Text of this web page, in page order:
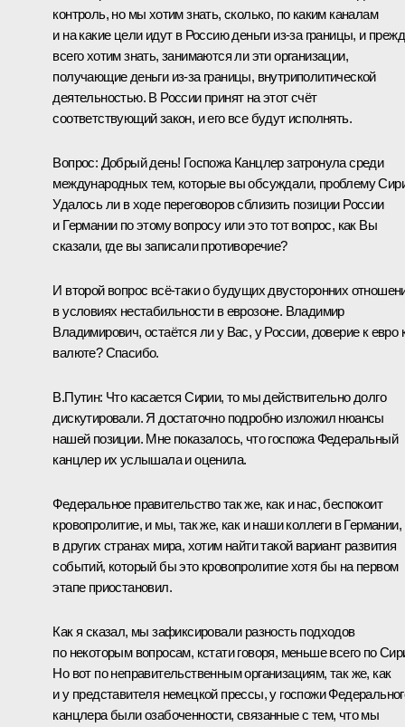
контроль, но мы хотим знать, сколько, по каким каналам
и на какие цели идут в Россию деньги из‑за границы, и
всего хотим знать, занимаются ли эти организации,
получающие деньги из‑за границы, внутриполитической
деятельностью. В России принят на этот счёт
соответствующий закон, и его все будут исполнять.
Вопрос: Добрый день! Госпожа Канцлер затронула среди
международных тем, которые вы обсуждали, проблему
Удалось ли в ходе переговоров сблизить позиции России
и Германии по этому вопросу или это тот вопрос, как Вы
сказали, где вы записали противоречие?
И второй вопрос всё‑таки о будущих двусторонних
в условиях нестабильности в еврозоне. Владимир
Владимирович, остаётся ли у Вас, у России, доверие к евро
валюте? Спасибо.
В.Путин: Что касается Сирии, то мы действительно долго
дискутировали. Я достаточно подробно изложил нюансы
нашей позиции. Мне показалось, что госпожа Федеральный
канцлер их услышала и оценила.
Федеральное правительство так же, как и нас, беспокоит
кровопролитие, и мы, так же, как и наши коллеги в Германии,
в других странах мира, хотим найти такой вариант развития
событий, который бы это кровопролитие хотя бы на первом
этапе приостановил.
Как я сказал, мы зафиксировали разность подходов
по некоторым вопросам, кстати говоря, меньше всего по
Но вот по неправительственным организациям, так же, как
и у представителя немецкой прессы, у госпожи
канцлера были озабоченности, связанные с тем, что мы